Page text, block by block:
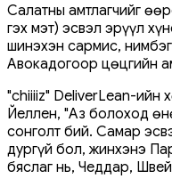
Салатны амтлагчийг
гэх мэт) эсвэл эрүүл
шинэхэн сармис,
Авокадогоор цөцгийн
"chiiiiz" DeliverLean-ийн
Йеллен, "Аз болоход
сонголт бий. Самар
дургүй бол, жинхэнэ
бяслаг нь, Чеддар,